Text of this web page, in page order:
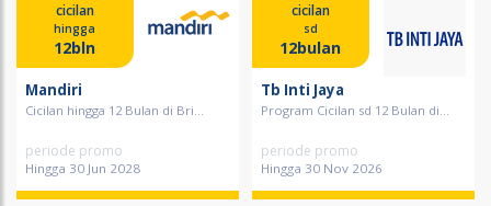
cicilan
hingga
12bln
Mandiri
Cicilan hingga 12 Bulan di Bri...
periode promo
Hingga 30 Jun 2028
cicilan
sd
12bulan
Tb Inti Jaya
Program Cicilan sd 12 Bulan di...
periode promo
Hingga 30 Nov 2026